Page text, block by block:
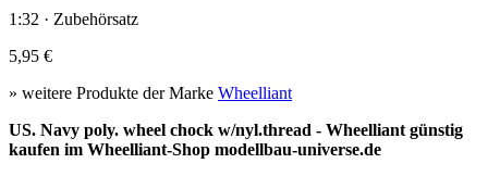
1:32 · Zubehörsatz
5,95 €
» weitere Produkte der Marke Wheelliant
US. Navy poly. wheel chock w/nyl.thread - Wheelliant günstig
kaufen im Wheelliant-Shop modellbau-universe.de